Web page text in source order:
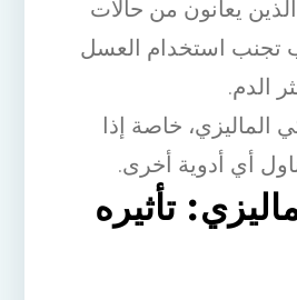
يعانون من حالات
تجنب استخدام العسل
الدم.
خاصة إذا
أي أدوية أخرى.
تأثيره